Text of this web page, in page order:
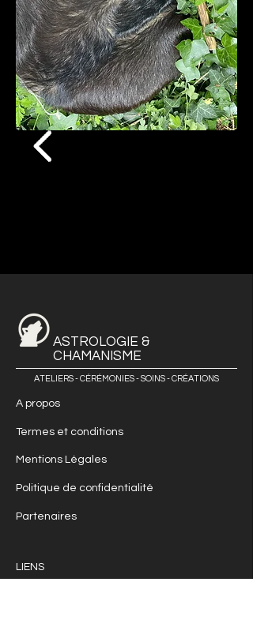
ASTROLOGIE &
CHAMANISME
ATELIERS - CÉRÉMONIES - SOINS - CRÉATIONS
A propos
Termes et conditions
Mentions Légales
Politique de confidentialité
Partenaires
LIENS